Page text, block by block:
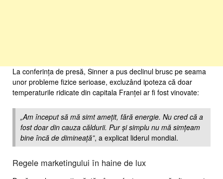
La conferința de presă, Sinner a pus declinul brusc pe seama
unor probleme fizice serioase, excluzând ipoteza că doar
temperaturile ridicate din capitala Franței ar fi fost vinovate:
„Am început să mă simt amețit, fără energie. Nu cred că a
fost doar din cauza căldurii. Pur și simplu nu mă simțeam
bine încă de dimineață”, a explicat liderul mondial.
Regele marketingului în haine de lux